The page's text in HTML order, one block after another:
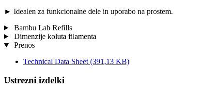
► Idealen za funkcionalne dele in uporabo na prostem.
Bambu Lab Refills
Dimenzije koluta filamenta
Prenos
Technical Data Sheet (391,13 KB)
Ustrezni izdelki